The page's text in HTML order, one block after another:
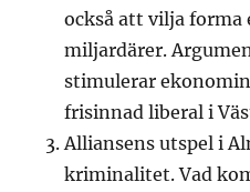
också att vilja
miljardärer.
stimulerar
frisinnad liberal i
Alliansens utspel i
kriminalitet. Vad